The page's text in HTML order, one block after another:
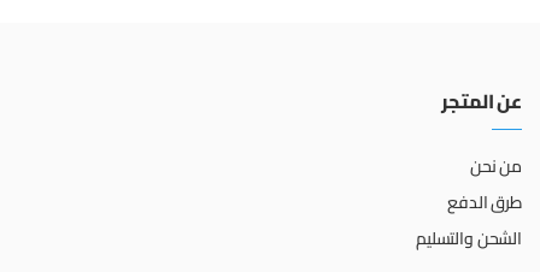
عن المتجر
من نحن
طرق الدفع
الشحن والتسليم